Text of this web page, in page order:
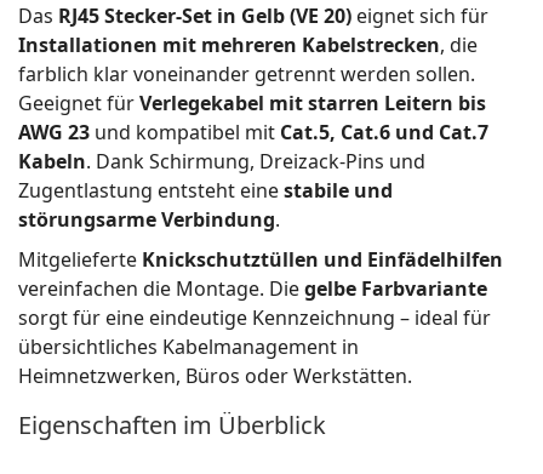
Das RJ45 Stecker-Set in Gelb (VE 20) eignet sich für
Installationen mit mehreren Kabelstrecken, die
farblich klar voneinander getrennt werden sollen.
Geeignet fürVerlegekabel mit starren Leitern bis
AWG 23 und kompatibel mit Cat.5, Cat.6 und Cat.7
Kabeln. Dank Schirmung, Dreizack-Pins und
Zugentlastung entsteht einestabile und
störungsarme Verbindung.
Mitgelieferte Knickschutztüllen und Einfädelhilfen
vereinfachen die Montage. Diegelbe Farbvariante
sorgt für eine eindeutige Kennzeichnung – ideal für
übersichtliches Kabelmanagement in
Heimnetzwerken, Büros oder Werkstätten.
Eigenschaften im Überblick